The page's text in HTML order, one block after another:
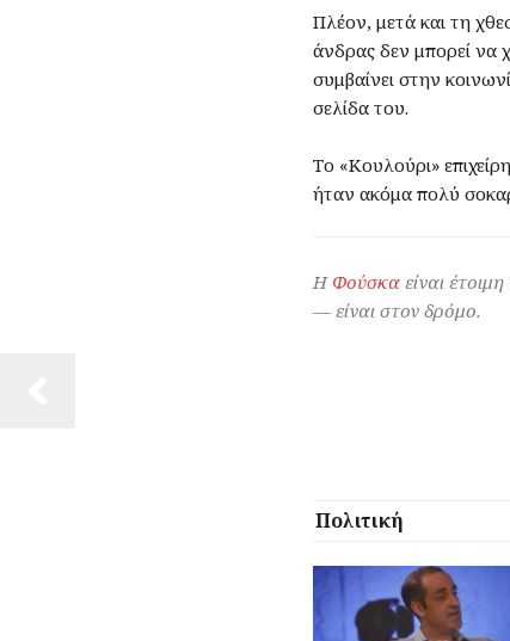
Πλέον, μετά και τη
άνδρας δεν μπορεί να
συμβαίνει στην
σελίδα του.
Το «Κουλούρι»
ήταν ακόμα πολύ
Η Φούσκα είναι
— είναι στον δρόμο.
Πολιτική